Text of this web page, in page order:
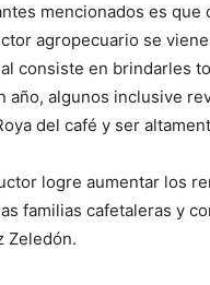
mencionados es que
agropecuario se
consiste en brindarles
año, algunos inclusive
del café y ser
logre aumentar los
familias cafetaleras y
Zeledón.